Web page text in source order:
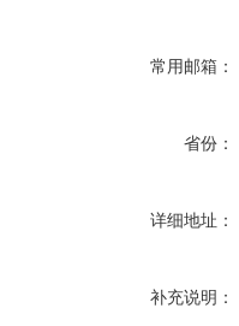
常用邮箱：
省份：
详细地址：
补充说明：